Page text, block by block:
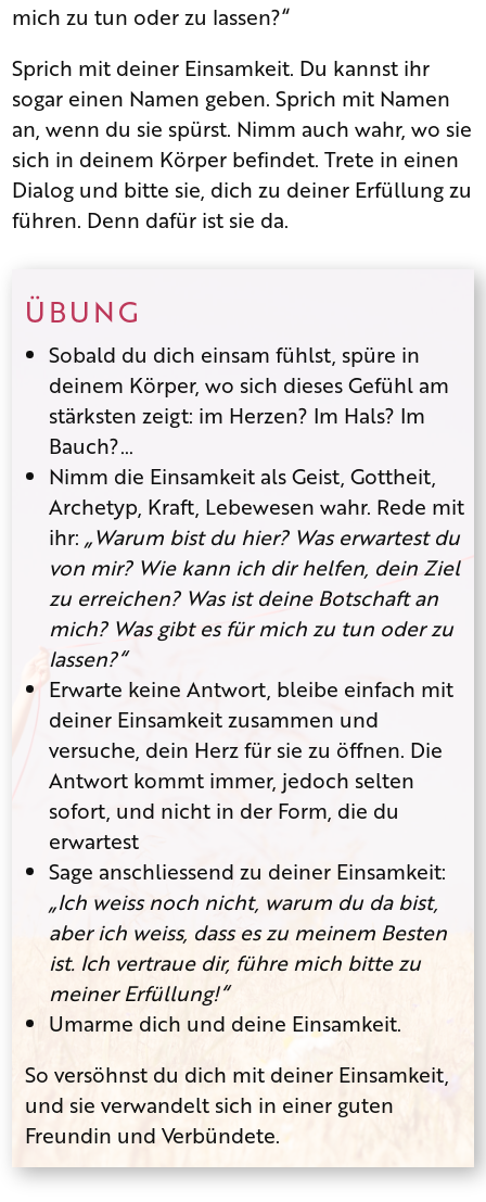
mich zu tun oder zu lassen?“
Sprich mit deiner Einsamkeit. Du kannst ihr
sogar einen Namen geben. Sprich mit Namen
an, wenn du sie spürst. Nimm auch wahr, wo sie
sich in deinem Körper befindet. Trete in einen
Dialog und bitte sie, dich zu deiner Erfüllung zu
führen. Denn dafür ist sie da.
ÜBUNG
Sobald du dich einsam fühlst, spüre in
deinem Körper, wo sich dieses Gefühl am
stärksten zeigt: im Herzen? Im Hals? Im
Bauch?…
Nimm die Einsamkeit als Geist, Gottheit,
Archetyp, Kraft, Lebewesen wahr. Rede mit
ihr: „Warum bist du hier? Was erwartest du
von mir? Wie kann ich dir helfen, dein Ziel
zu erreichen? Was ist deine Botschaft an
mich? Was gibt es für mich zu tun oder zu
lassen?“
Erwarte keine Antwort, bleibe einfach mit
deiner Einsamkeit zusammen und
versuche, dein Herz für sie zu öffnen. Die
Antwort kommt immer, jedoch selten
sofort, und nicht in der Form, die du
erwartest
Sage anschliessend zu deiner Einsamkeit:
„Ich weiss noch nicht, warum du da bist,
aber ich weiss, dass es zu meinem Besten
ist. Ich vertraue dir, führe mich bitte zu
meiner Erfüllung!“
Umarme dich und deine Einsamkeit.
So versöhnst du dich mit deiner Einsamkeit,
und sie verwandelt sich in einer guten
Freundin und Verbündete.